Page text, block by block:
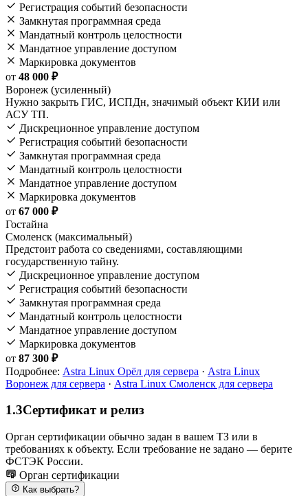
Регистрация событий безопасности
Замкнутая программная среда
Мандатный контроль целостности
Мандатное управление доступом
Маркировка документов
от 48 000 ₽
Воронеж (усиленный)
Нужно закрыть ГИС, ИСПДн, значимый объект КИИ или
АСУ ТП.
Дискреционное управление доступом
Регистрация событий безопасности
Замкнутая программная среда
Мандатный контроль целостности
Мандатное управление доступом
Маркировка документов
от 67 000 ₽
Гостайна
Смоленск (максимальный)
Предстоит работа со сведениями, составляющими
государственную тайну.
Дискреционное управление доступом
Регистрация событий безопасности
Замкнутая программная среда
Мандатный контроль целостности
Мандатное управление доступом
Маркировка документов
от 87 300 ₽
Подробнее: Astra Linux Орёл для сервера · Astra Linux
Воронеж для сервера · Astra Linux Смоленск для сервера
1.3Сертификат и релиз
Орган сертификации обычно задан в вашем ТЗ или в
требованиях к объекту. Если требование не задано — берите
ФСТЭК России.
Орган сертификации
Как выбрать?